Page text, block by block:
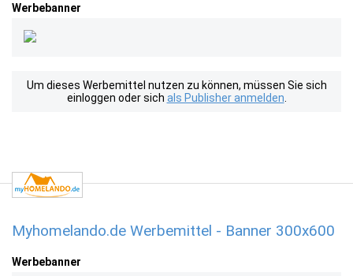
Werbebanner
Um dieses Werbemittel nutzen zu können, müssen Sie sich
einloggen oder sich als Publisher anmelden
Myhomelando.de Werbemittel - Banner 300x600
Werbebanner